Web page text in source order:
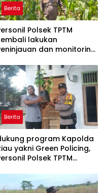
Berita
Polsek TPTM
lakukan
dan monitoring
hukum Polsek
Berita
program Kapolda
yakni Green Policing,
Polsek TPTM
kepada